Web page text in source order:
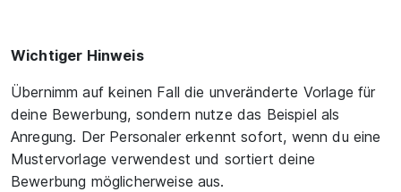
Wichtiger Hinweis
Übernimm auf keinen Fall die unveränderte Vorlage für
deine Bewerbung, sondern nutze das Beispiel als
Anregung. Der Personaler erkennt sofort, wenn du eine
Mustervorlage verwendest und sortiert deine
Bewerbung möglicherweise aus.